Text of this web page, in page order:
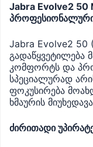
Jabra Evolve2 50
პროფესიონალური
Jabra Evolve2
გადაწყვეტილება
კომფორტს და
სპეციალურად
ფოკუსირება
ხმაურის
ძირითადი